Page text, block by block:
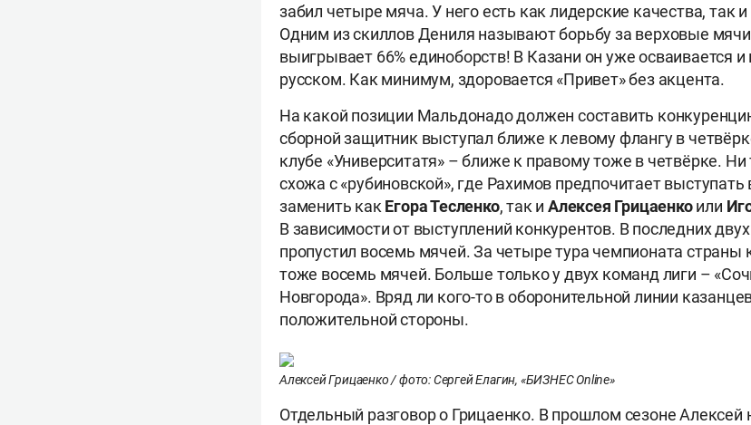
забил четыре мяча. У него есть как лидерские качества, так
Одним из скиллов Дениля называют борьбу за верховые
выигрывает 66% единоборств! В Казани он уже осваивается
русском. Как минимум, здоровается «Привет» без акцента.
На какой позиции Мальдонадо должен составить
сборной защитник выступал ближе к левому флангу в
клубе «Университатя» – ближе к правому тоже в четвёрке. Ни
схожа с «рубиновской», где Рахимов предпочитает
заменить какЕгора Тесленко, так иАлексея Грицаенкоили
В зависимости от выступлений конкурентов. В последних
пропустил восемь мячей. За четыре тура чемпионата страны
тоже восемь мячей. Больше только у двух команд лиги –
Новгорода». Вряд ли кого-то в оборонительной линии
положительной стороны.
Алексей Грицаенко / фото: Сергей Елагин, «БИЗНЕС Online»
Отдельный разговор о Грицаенко. В прошлом сезоне